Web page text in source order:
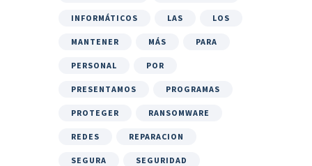
INFORMÁTICOS LAS LOS
MANTENER MÁS PARA
PERSONAL POR
PRESENTAMOS PROGRAMAS
PROTEGER RANSOMWARE
REDES REPARACION
SEGURA SEGURIDAD